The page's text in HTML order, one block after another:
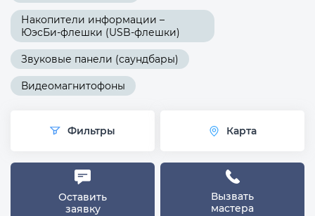
Накопители информации –
ЮэсБи-флешки (USB-флешки)
Звуковые панели (саундбары)
Видеомагнитофоны
Фильтры Карта
Оставить
заявку
Вызвать
мастера